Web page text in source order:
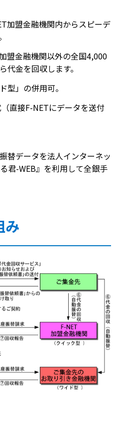
加盟金融機関内からスピーデ
盟金融機関以外の全国4,000
代金を回収します。
型」の併用可。
直接F-NETにデータを送付
替データを法人インターネッ
君-WEB』を利用して全銀手
み